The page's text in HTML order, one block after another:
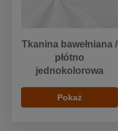
Tkanina bawełniana /
płótno
jednokolorowa
Pokaż